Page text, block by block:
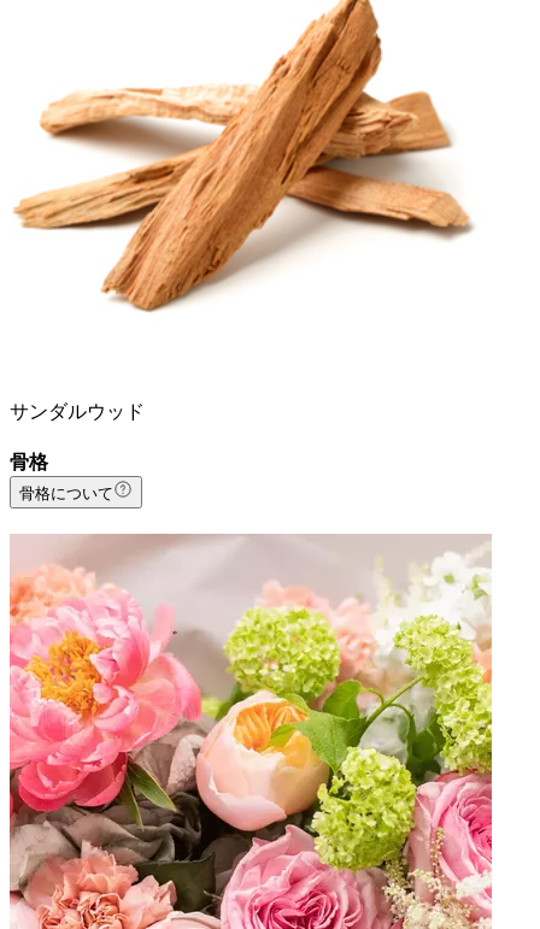
サンダルウッド
骨格
骨格について